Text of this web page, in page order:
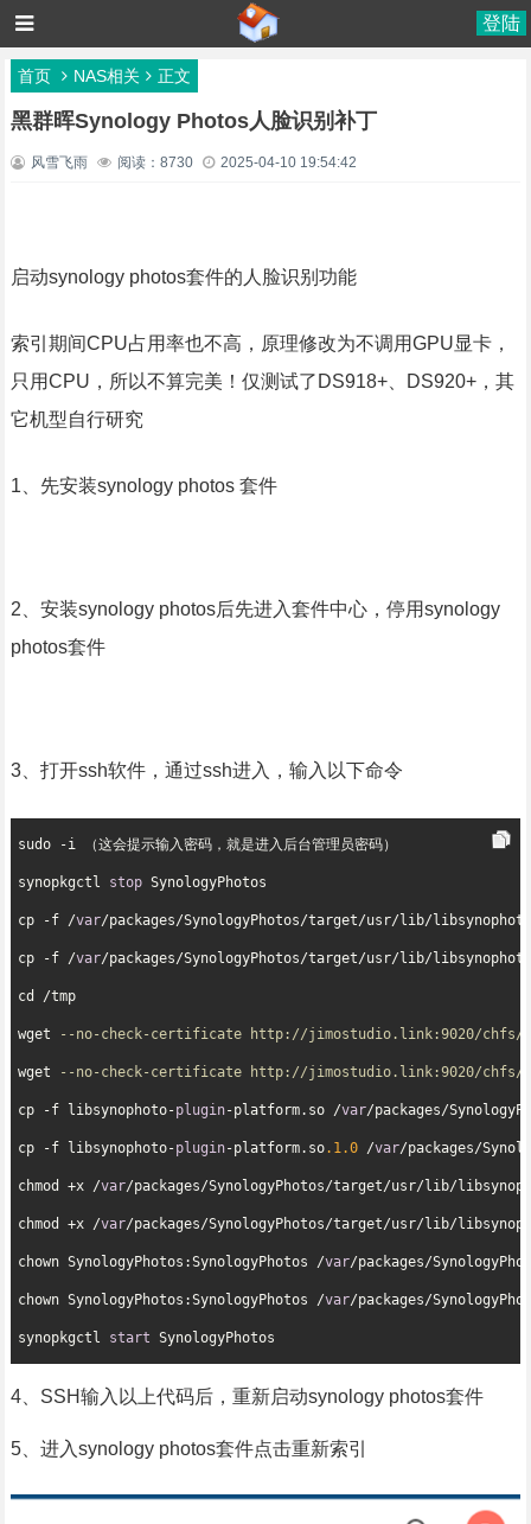
登陆
首页 NAS相关 正文
黑群晖Synology Photos人脸识别补丁
风雪飞雨 阅读：8730 2025-04-10 19:54:42
启动synology photos套件的人脸识别功能
索引期间CPU占用率也不高，原理修改为不调用GPU显卡，
只用CPU，所以不算完美！仅测试了DS918+、DS920+，其
它机型自行研究
1、先安装synology photos 套件
2、安装synology photos后先进入套件中心，停用synology
photos套件
3、打开ssh软件，通过ssh进入，输入以下命令
sudo -i （这会提示输入密码，就是进入后台管理员密码）
synopkgctl stop SynologyPhotos
cp -f /var/packages/SynologyPhotos/target/usr/lib/
cp -f /var/packages/SynologyPhotos/target/usr/lib/
cd /tmp
wget --no-check-certificate http://jimostudio.link:9020/chfs/
wget --no-check-certificate http://jimostudio.link:9020/chfs/
cp -f libsynophoto-plugin-platform.so /var/packages/
cp -f libsynophoto-plugin-platform.so.1.0 /var/packages/
chmod +x /var/packages/SynologyPhotos/target/usr/lib/
chmod +x /var/packages/SynologyPhotos/target/usr/lib/
chown SynologyPhotos:SynologyPhotos /var/packages/
chown SynologyPhotos:SynologyPhotos /var/packages/
synopkgctl start SynologyPhotos
4、SSH输入以上代码后，重新启动synology photos套件
5、进入synology photos套件点击重新索引